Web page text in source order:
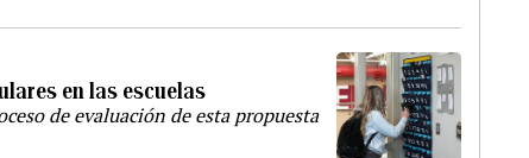
en las escuelas
de evaluación de esta propuesta